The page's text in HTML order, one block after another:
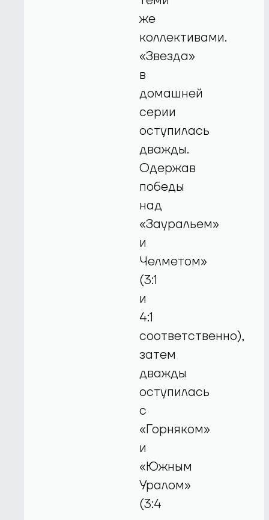
же
коллективами.
«Звезда»
в
домашней
серии
оступилась
дважды.
Одержав
победы
над
«Зауральем»
и
Челметом»
(3:1
и
4:1
соответственно),
затем
дважды
оступилась
с
«Горняком»
и
«Южным
Уралом»
(3:4